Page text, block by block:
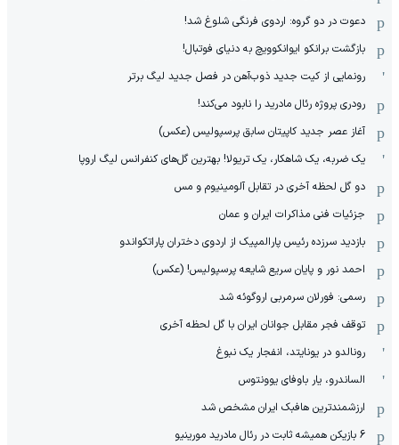
دعوت در دو گروه: اردوی فرنگی شلوغ شد!
بازگشت برانکو ایوانکوویچ به دنیای فوتبال!
رونمایی از کیت جدید ذوب‌آهن در فصل جدید لیگ برتر
رودری پروژه رئال مادرید را نابود می‌کند!
آغاز عصر جدید کاپیتان سابق پرسپولیس (عکس)
یک ضربه، یک شاهکار، یک تریولا! بهترین گل‌های کنفرانس لیگ اروپا
دو گل لحظه آخری در تقابل آلومینیوم و مس
جزئیات فنی مذاکرات ایران و عمان
بازدید سرزده رئیس پارالمپیک از اردوی دختران پاراتکواندو
احمد نور و پایان سریع شایعه پرسپولیس! (عکس)
رسمی: فورلان سرمربی اروگوئه شد
توقف فجر مقابل جوانان ایران با گل لحظه آخری
رونالدو در یونایتد، انفجار یک نبوغ
الساندرو، یار باوفای یوونتوس
ارزشمندترین هافبک ایران مشخص شد
6 بازیکن همیشه ثابت در رئال مادرید مورینیو